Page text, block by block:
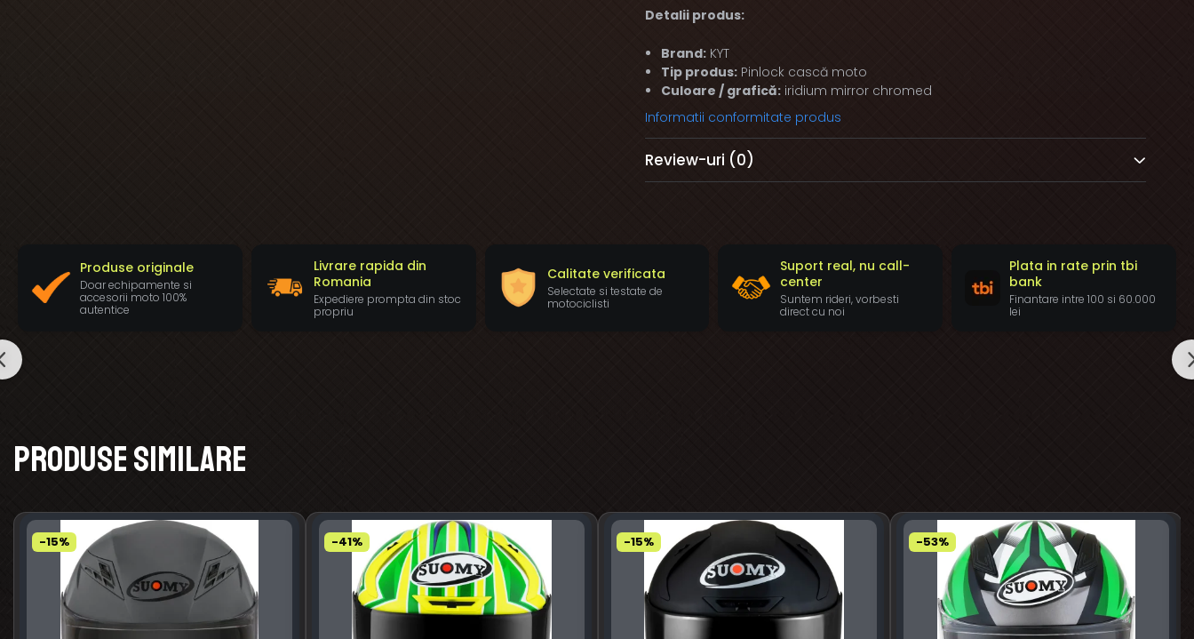
Detalii produs:
Brand:KYT
Tip produs:Pinlock cască moto
Culoare / grafică:iridium mirror chromed
Informatii conformitate produs
Review-uri (0)
Produse originale
Doar echipamente si
accesorii moto 100%
autentice
Livrare rapida din
Romania
Expediere prompta din stoc
propriu
Calitate verificata
Selectate si testate de
motociclisti
Suport real, nu call-
center
Suntem rideri, vorbesti
direct cu noi
Plata in rate prin tbi
bank
Finantare intre 100 si 60.000
lei
Produse similare
-15% -41% -15% -53%